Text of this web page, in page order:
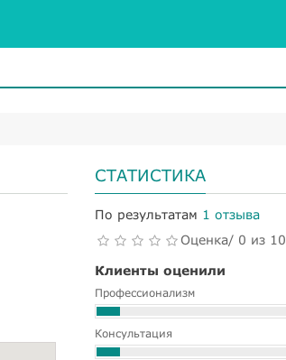
СТАТИСТИКА
По результатам 1 отзыва
Оценка/ 0 из 10
Клиенты оценили
Профессионализм
Консультация